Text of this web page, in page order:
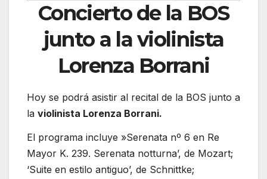
Concierto de la BOS
junto a la violinista
Lorenza Borrani
Hoy se podrá asistir al recital de la BOS junto a
la violinista Lorenza Borrani.
El programa incluye »Serenata nº 6 en Re
Mayor K. 239. Serenata notturna’, de Mozart;
‘Suite en estilo antiguo’, de Schnittke;